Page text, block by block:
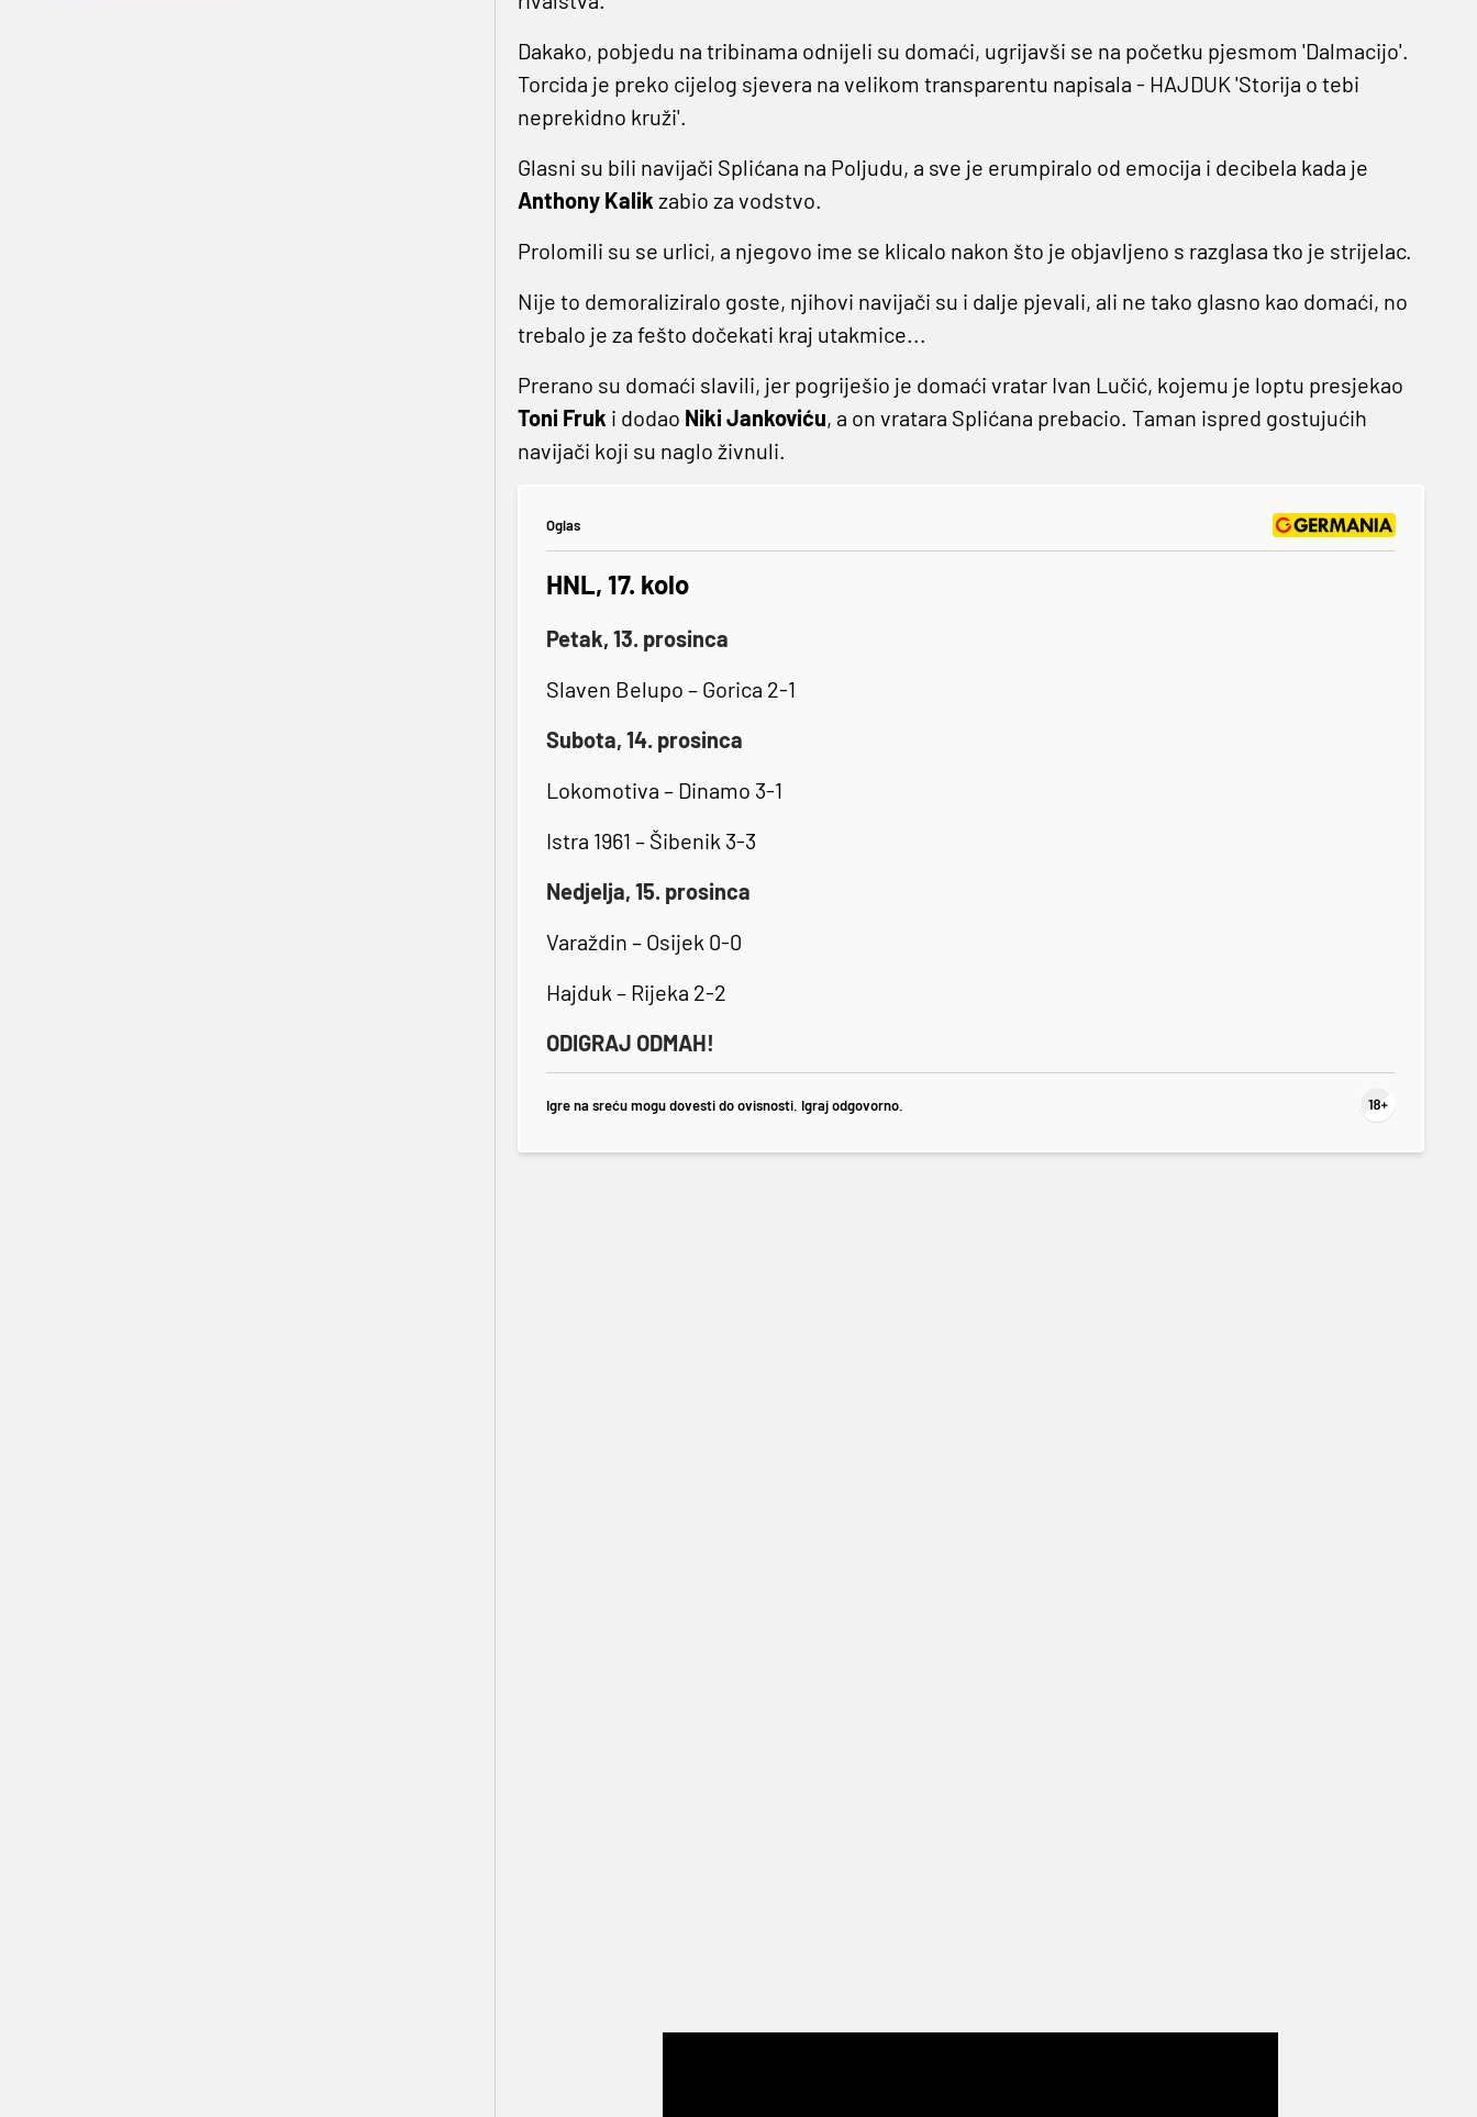
Dakako, pobjedu na tribinama odnijeli su domaći, ugrijavši se na početku pjesmom 'Dalmacijo'.
Torcida je preko cijelog sjevera na velikom transparentu napisala - HAJDUK 'Storija o tebi
neprekidno kruži'.
Glasni su bili navijači Splićana na Poljudu, a sve je erumpiralo od emocija i decibela kada je
Anthony Kalik zabio za vodstvo.
Prolomili su se urlici, a njegovo ime se klicalo nakon što je objavljeno s razglasa tko je strijelac.
Nije to demoraliziralo goste, njihovi navijači su i dalje pjevali, ali ne tako glasno kao domaći, no
trebalo je za fešto dočekati kraj utakmice...
Prerano su domaći slavili, jer pogriješio je domaći vratar Ivan Lučić, kojemu je loptu presjekao
Toni Fruk i dodao Niki Jankoviću, a on vratara Splićana prebacio. Taman ispred gostujućih
navijači koji su naglo živnuli.
Oglas
HNL, 17. kolo
Petak, 13. prosinca
Slaven Belupo – Gorica 2-1
Subota, 14. prosinca
Lokomotiva – Dinamo 3-1
Istra 1961 – Šibenik 3-3
Nedjelja, 15. prosinca
Varaždin – Osijek 0-0
Hajduk – Rijeka 2-2
ODIGRAJ ODMAH!
Igre na sreću mogu dovesti do ovisnosti. Igraj odgovorno.